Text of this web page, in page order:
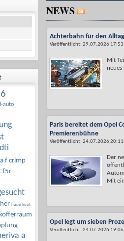
auto
f crimp
f5r
hupe hupt
kofferraum
a
NEWS
Achterbahn für den
Veröffentlicht: 29.07.2026 17:53
Mit
neues
Paris bereitet dem Opel
Premierenbühne
Veröffentlicht: 24.07.2026 20:11
Der
Mit
Opel legt um sieben
Veröffentlicht: 24.07.2026 19:06